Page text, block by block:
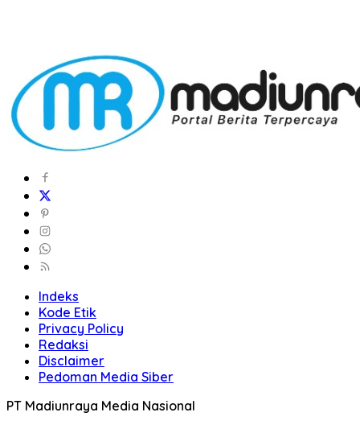
Indeks
Kode Etik
Privacy Policy
Redaksi
Disclaimer
Pedoman Media Siber
PT Madiunraya Media Nasional